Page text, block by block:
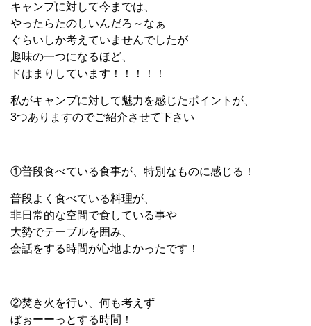
キャンプに対して今までは、
やったらたのしいんだろ～なぁ
ぐらいしか考えていませんでしたが
趣味の一つになるほど、
ドはまりしています！！！！！
私がキャンプに対して魅力を感じたポイントが、
3つありますのでご紹介させて下さい
①普段食べている食事が、特別なものに感じる！
普段よく食べている料理が、
非日常的な空間で食している事や
大勢でテーブルを囲み、
会話をする時間が心地よかったです！
②焚き火を行い、何も考えず
ぼぉーーっとする時間！